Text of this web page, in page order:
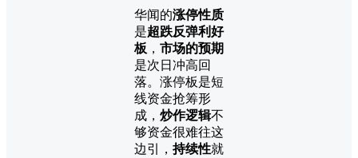
华闻的涨停性质
是超跌反弹利好
板 ， 市场的预期
是次日冲高回
落。涨停板是短
线资金抢筹形
成， 炒作逻辑不
够资金很难往这
边引， 持续性就